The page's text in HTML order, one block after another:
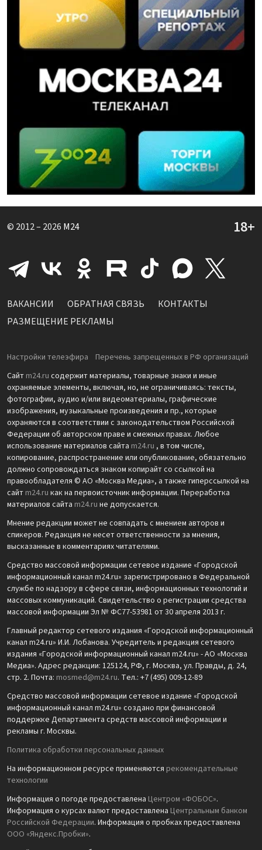
© 2012 – 2026 M24
ВАКАНСИИ ОБРАТНАЯ СВЯЗЬ
КОНТАКТЫ
РАЗМЕЩЕНИЕ РЕКЛАМЫ
Настройки телеэфира
Перечень запрещенных в РФ организаций
Сайт m24.ru содержит материалы, товарные знаки и иные
охраняемые элементы, включая, но, не ограничиваясь: тексты,
фотографии, аудио и/или видеоматериалы, графические
изображения, музыкальные произведения и пр., которые
охраняются в соответствии с законодательством Российской
Федерации об авторском праве и смежных правах. Любое
использование материалов сайта m24.ru , в том числе,
копирование, распространение или опубликование, обязательно
должно сопровождаться знаком копирайт со ссылкой на
правообладателя © АО «Москва Медиа», а также гиперссылкой на
сайт m24.ru как на первоисточник информации. Переработка
материалов сайта m24.ru не допускается.
Мнение редакции может не совпадать с мнением авторов и
спикеров. Редакция не несет ответственности за мнения,
высказанные в комментариях читателями.
Средство массовой информации сетевое издание «Городской
информационный канал m24.ru» зарегистрировано в Федеральной
службе по надзору в сфере связи, информационных технологий и
массовых коммуникаций. Свидетельство о регистрации средства
массовой информации Эл № ФС77-53981 от 30 апреля 2013 г.
Главный редактор сетевого издания «Городской информационный
канал m24.ru» И.И. Лобанова. Учредитель и редакция сетевого
издания «Городской информационный канал m24.ru» - АО «Москва
Медиа». Адрес редакции: 125124, РФ, г. Москва, ул. Правды, д. 24,
стр. 2. Почта: mosmed@m24.ru. Тел.: +7 (495) 009-12-89
Средство массовой информации сетевое издание «Городской
информационный канал m24.ru» создано при финансовой
поддержке Департамента средств массовой информации и
рекламы г. Москвы.
Политика обработки персональных данных
На информационном ресурсе применяются рекомендательные
технологии
Информация о погоде предоставлена Центром «ФОБОС».
Информация о курсах валют предоставлена Центральным банком
Российской Федерации. Информация о пробках предоставлена
ООО «Яндекс.Пробки».